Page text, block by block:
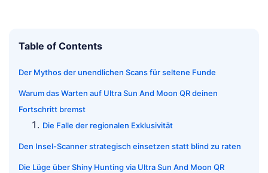
Table of Contents
Der Mythos der unendlichen Scans für seltene Funde
Warum das Warten auf Ultra Sun And Moon QR deinen
Fortschritt bremst
Die Falle der regionalen Exklusivität
Den Insel-Scanner strategisch einsetzen statt blind zu raten
Die Lüge über Shiny Hunting via Ultra Sun And Moon QR